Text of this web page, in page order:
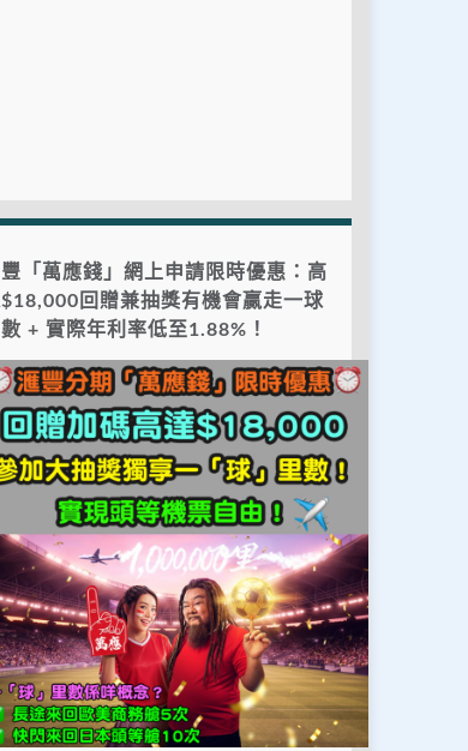
「萬應錢」網上申請限時優惠：高
回贈兼抽獎有機會贏走一球
+ 實際年利率低至1.88%！